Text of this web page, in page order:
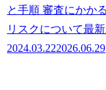
と手順 審査にかか
リスクについて最
2024.03.222026.06.29